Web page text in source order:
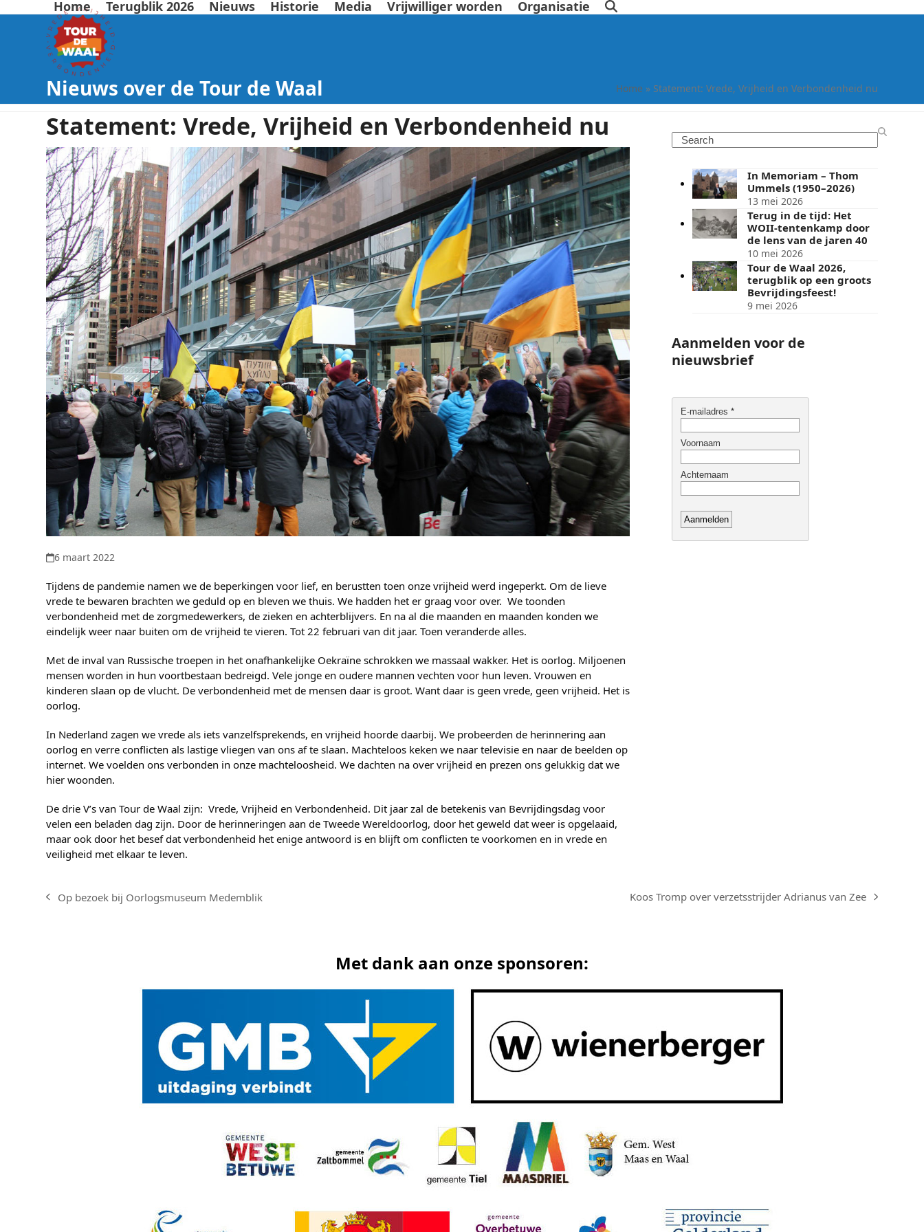
Home Terugblik 2026 Nieuws Historie Media Vrijwilliger worden Organisatie
Nieuws over de Tour de Waal Home » Statement: Vrede, Vrijheid en Verbondenheid nu
Statement: Vrede, Vrijheid en Verbondenheid nu
6 maart 2022
Tijdens de pandemie namen we de beperkingen voor lief, en berustten toen onze vrijheid werd ingeperkt. Om de lieve
vrede te bewaren brachten we geduld op en bleven we thuis. We hadden het er graag voor over. We toonden
verbondenheid met de zorgmedewerkers, de zieken en achterblijvers. En na al die maanden en maanden konden we
eindelijk weer naar buiten om de vrijheid te vieren. Tot 22 februari van dit jaar. Toen veranderde alles.
Met de inval van Russische troepen in het onafhankelijke Oekraïne schrokken we massaal wakker. Het is oorlog. Miljoenen
mensen worden in hun voortbestaan bedreigd. Vele jonge en oudere mannen vechten voor hun leven. Vrouwen en
kinderen slaan op de vlucht. De verbondenheid met de mensen daar is groot. Want daar is geen vrede, geen vrijheid. Het is
oorlog.
In Nederland zagen we vrede als iets vanzelfsprekends, en vrijheid hoorde daarbij. We probeerden de herinnering aan
oorlog en verre conflicten als lastige vliegen van ons af te slaan. Machteloos keken we naar televisie en naar de beelden op
internet. We voelden ons verbonden in onze machteloosheid. We dachten na over vrijheid en prezen ons gelukkig dat we
hier woonden.
De drie V’s van Tour de Waal zijn: Vrede, Vrijheid en Verbondenheid. Dit jaar zal de betekenis van Bevrijdingsdag voor
velen een beladen dag zijn. Door de herinneringen aan de Tweede Wereldoorlog, door het geweld dat weer is opgelaaid,
maar ook door het besef dat verbondenheid het enige antwoord is en blijft om conflicten te voorkomen en in vrede en
veiligheid met elkaar te leven.
Search
In Memoriam – Thom
Ummels (1950–2026)
13 mei 2026
Terug in de tijd: Het
WOII-tentenkamp door
de lens van de jaren 40
10 mei 2026
Tour de Waal 2026,
terugblik op een groots
Bevrijdingsfeest!
9 mei 2026
Aanmelden voor de
nieuwsbrief
previous
Op bezoek bij Oorlogsmuseum Medemblik
next
Koos Tromp over verzetsstrijder Adrianus van Zee
Met dank aan onze sponsoren: